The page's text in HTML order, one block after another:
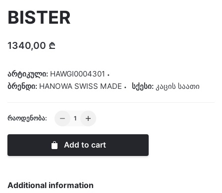
BISTER
1340,00 ₾
არტიკული: HAWGI0004301
ბრენდი: HANOWA SWISS MADE სქესი: კაცის საათი
ᲠᲐᲝᲓᲔᲜᲝᲑᲐ:
BISTER
Add to cart
Additional information